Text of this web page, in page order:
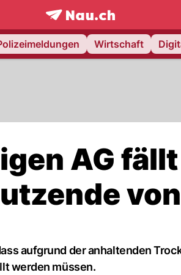
frontpage.NAU.ch
Wirtschaft
AG
aufgrund der anhaltenden
werden müssen.